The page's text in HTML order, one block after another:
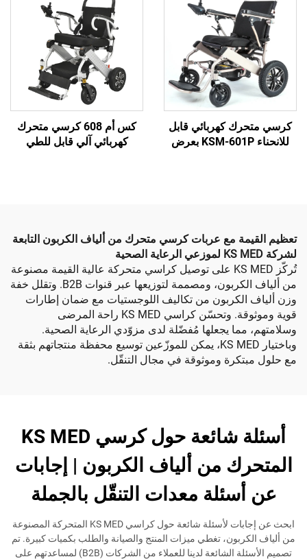
كهربائي قابل
للانحناء KSM-601P بعرض
كس أم 608 كرسي متحرك
كهربائي آلي قابل للطي
مع عربات كرسي متحرك من ألياف الكربون التابعة
تُركّز KS MED على توصيل كراسي متحركة عالية القيمة مصنوعة
من ألياف الكربون، ومصممة لتوزيعها عبر قنوات B2B. وتقلل خفة
من تكاليف اللوجستيات مع ضمان إطارات
قوية وموثوقة. وتحسّن كراسي KS MED راحة المرضى
يجعلها مُفضّلة لدى مزوّدي الرعاية الصحية.
وباختيار KS MED، يمكن للموزّعين توسيع محفظة منتجاتهم بثقة
وموثوقة في مجال التنقّل.
أسئلة شائعة حول كرسي KS MED
من ألياف الكربون | إجابات
معدات التنقّل بالجملة
ابحث عن إجابات لأسئلة شائعة حول كراسي KS MED المتحركة المصنوعة
تغطي ميزات المنتج والصيانة والطلب بكميات كبيرة. تم
تصميم الأسئلة الشائعة لدينا للعملاء من الشركات (B2B) لمساعدتهم على